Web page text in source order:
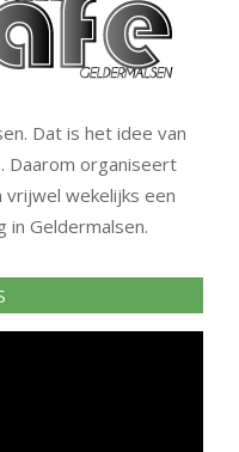
Dat is het idee van
Daarom organiseert
vrijwel wekelijks een
in Geldermalsen.